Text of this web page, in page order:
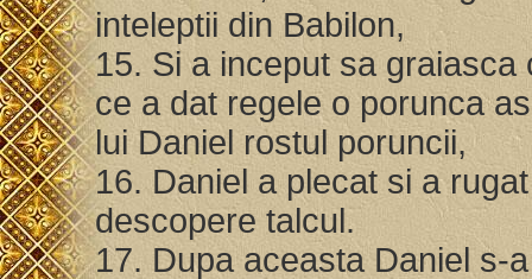
inteleptii din Babilon,
15. Si a inceput sa graiasca
ce a dat regele o porunca
lui Daniel rostul poruncii,
16. Daniel a plecat si a
descopere talcul.
17. Dupa aceasta Daniel s-